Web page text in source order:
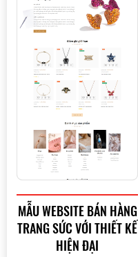
MẪU WEBSITE BÁN HÀNG
TRANG SỨC VỚI THIẾT KẾ
HIỆN ĐẠI